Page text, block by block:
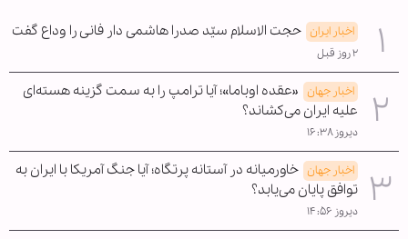
اخبار ایران حجت الاسلام سیّد صدرا هاشمی دار فانی را وداع گفت
۲ روز قبل
اخبار جهان «عقده اوباما»؛ آیا ترامپ را به سمت گزینه هسته‌ای
علیه ایران می‌کشاند؟
دیروز ۱۶:۳۸
اخبار جهان خاورمیانه در آستانه پرتگاه؛ آیا جنگ آمریکا با ایران به
توافق پایان می‌یابد؟
دیروز ۱۴:۵۶